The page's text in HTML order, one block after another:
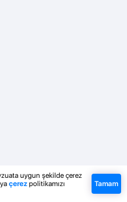
uygun şekilde çerez
çerez politikamızı
Tamam